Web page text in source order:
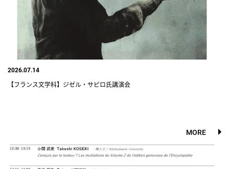
2026.07.14
【フランス文学科】ジゼル・サピロ氏講演会
MORE